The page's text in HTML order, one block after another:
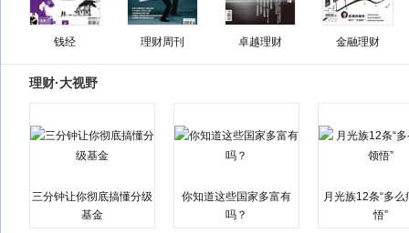
钱经 理财周刊 卓越理财 金融理财
理财·大视野
三分钟让你彻底搞懂分级
基金
你知道这些国家多富有
吗？
月光族12条“多么
悟”